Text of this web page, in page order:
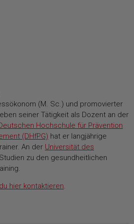
(M. Sc.) und promovierter
seiner Tätigkeit als Dozent an der
Hochschule für Prävention
(DHfPG) hat er langjährige
An der Universität des
zu den gesundheitlichen
hier kontaktieren.